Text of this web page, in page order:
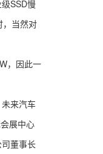
SSD慢
，当然对
，因此一
来汽车
展中心
司董事长